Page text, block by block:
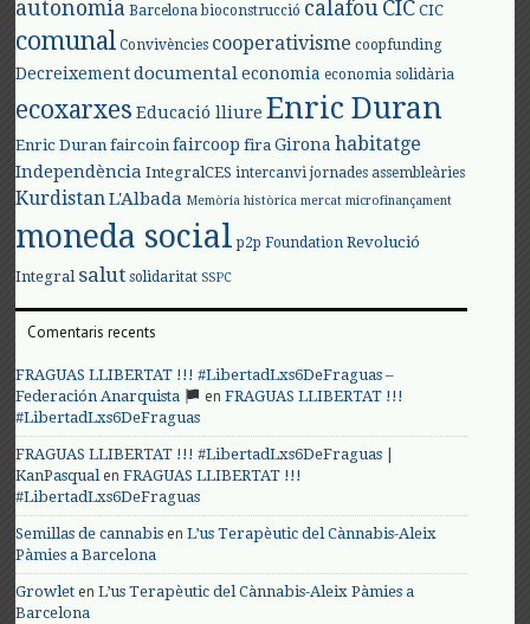
autonomia Barcelona bioconstrucció calafouCIC CIC
comunal Convivències cooperativisme coopfunding
Decreixement documental economia economia solidària
ecoxarxes Educació lliure Enric Duran
Enric Duran faircoin faircoop fira Girona habitatge
Independència IntegralCES intercanvi jornades assembleàries
KurdistanL'Albada Memòria històrica mercat microfinançament
moneda social p2p Foundation Revolució
Integral salut solidaritat SSPC
Comentaris recents
FRAGUAS LLIBERTAT !!! #LibertadLxs6DeFraguas –
Federación Anarquista
enFRAGUAS LLIBERTAT !!!
#LibertadLxs6DeFraguas
FRAGUAS LLIBERTAT !!! #LibertadLxs6DeFraguas |
KanPasqualenFRAGUAS LLIBERTAT !!!
#LibertadLxs6DeFraguas
Semillas de cannabis enL’us Terapèutic del Cànnabis-Aleix
Pàmies a Barcelona
Growlet enL’us Terapèutic del Cànnabis-Aleix Pàmies a
Barcelona